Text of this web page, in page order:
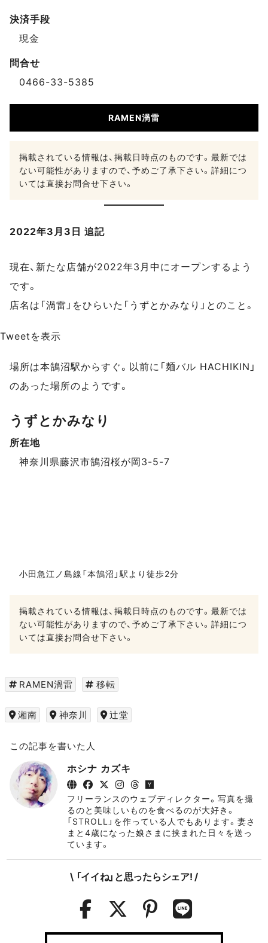
決済手段
現金
問合せ
0466-33-5385
RAMEN渦雷
掲載されている情報は、掲載日時点のものです。最新では
ない可能性がありますので、予めご了承下さい。詳細につ
いては直接お問合せ下さい。
2022年3月3日 追記
現在、新たな店舗が2022年3月中にオープンするよう
です。
店名は「渦雷」をひらいた「うずとかみなり」とのこと。
Tweetを表示
場所は本鵠沼駅からすぐ。以前に「麺バル HACHIKIN」
のあった場所のようです。
スポットデータ
うずとかみなり
所在地
神奈川県藤沢市鵠沼桜が岡3-5-7
小田急江ノ島線「本鵠沼」駅より徒歩2分
掲載されている情報は、掲載日時点のものです。最新では
ない可能性がありますので、予めご了承下さい。詳細につ
いては直接お問合せ下さい。
RAMEN渦雷 移転
湘南 神奈川 辻堂
この記事を書いた人
ホシナ カズキ
フリーランスのウェブディレクター。写真を撮
るのと美味しいものを食べるのが大好き。
「STROLL」を作っている人でもあります。妻さ
まと4歳になった娘さまに挟まれた日々を送っ
ています。
\ 「イイね」と思ったらシェア! /